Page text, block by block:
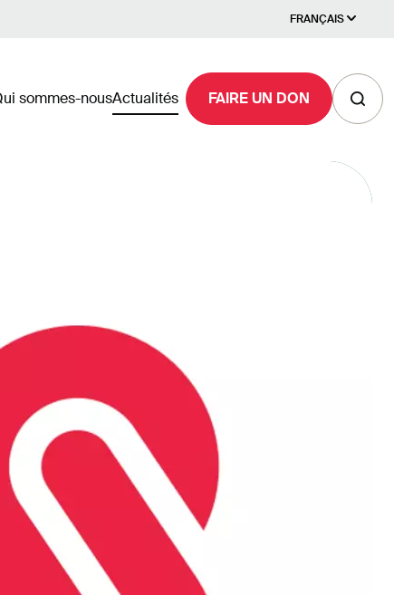
FRANÇAIS
sommes-nousActualités FAIRE UN DON